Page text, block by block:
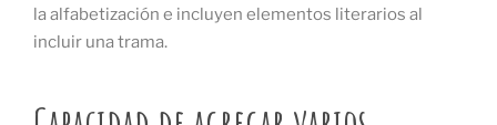
la alfabetización e incluyen elementos literarios al
incluir una trama.